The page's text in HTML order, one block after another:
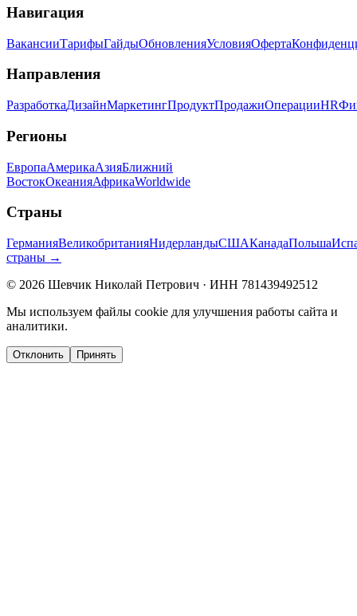
Навигация
ВакансииТарифыГайдыОбновленияУсловияОферта
Направления
РазработкаДизайнМаркетингПродуктПродажиОперацииHR
Регионы
ЕвропаАмерикаАзияБлижний
ВостокОкеанияАфрикаWorldwide
Страны
ГерманияВеликобританияНидерландыСШАКанадаПольша
страны →
© 2026 Шевчик Николай Петрович · ИНН 781439492512
Мы используем файлы cookie для улучшения работы сайта и
аналитики.
Отклонить Принять